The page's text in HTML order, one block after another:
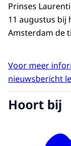
Prinses
11 augustus bij
Amsterdam de
Voor meer
nieuwsbericht
Hoort bij